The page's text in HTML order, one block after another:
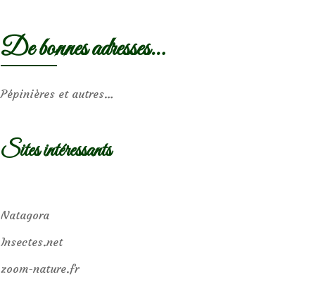
De bonnes adresses…
Pépinières et autres…
Sites intéressants
Natagora
Insectes.net
zoom-nature.fr